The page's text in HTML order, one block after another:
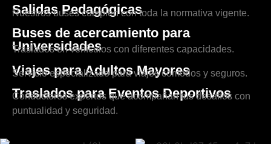
Salidas Pedagógicas
Nuestros buses cumplen con toda la normativa vigente.
Buses de acercamiento para
Universidades
Traslados en vehículos con diferentes capacidades.
Viajes para Adultos Mayores
Servicio especializado para viajes cómodos y seguros.
Traslados para Eventos Deportivos
Conductores expertos que acompañan tus desafíos con
puntualidad y seguridad.